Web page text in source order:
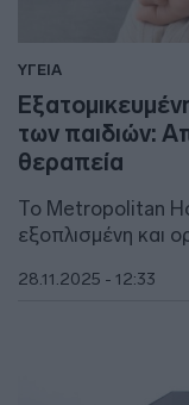
ΥΓΕΙΑ
των παιδιών:
θεραπεία
Το Metropolitan
εξοπλισμένη και
28.11.2025 - 12:33